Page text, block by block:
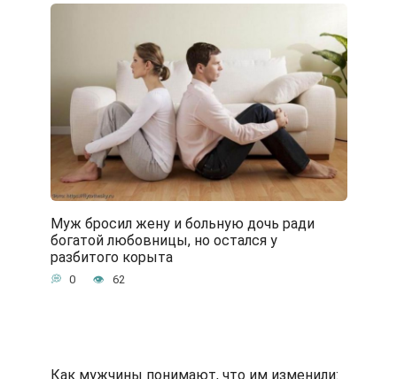
Муж бросил жену и больную дочь ради
богатой любовницы, но остался у
разбитого корыта
0 62
Как мужчины понимают, что им изменили: